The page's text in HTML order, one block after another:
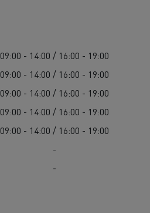
09:00 - 14:00 / 16:00 - 19:00
09:00 - 14:00 / 16:00 - 19:00
09:00 - 14:00 / 16:00 - 19:00
09:00 - 14:00 / 16:00 - 19:00
09:00 - 14:00 / 16:00 - 19:00
-
-